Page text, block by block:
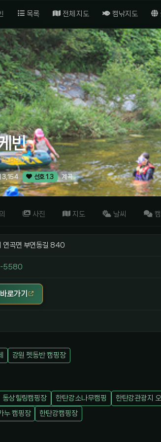
목록 전체 지도 캠낚지도
빈
길 840
3,154 선호 1.3 계곡
사진 지도 날씨
연곡면 부연동길 840
5580
로가기
강원 펫동반 캠핑장
동상힐링캠핑장 한탄강소나무캠핑 한탄강관광지
누 캠핑장 한탄강캠핑장